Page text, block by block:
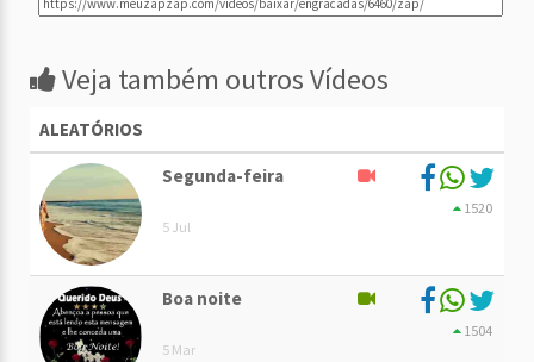
Veja também outros Vídeos
ALEATÓRIOS
Segunda-feira
5 Jul
1520
Boa noite
5 Mar
1504